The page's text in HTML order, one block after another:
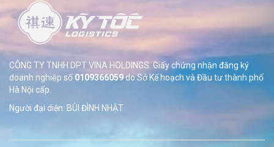
CÔNG TY TNHH DPT VINA HOLDINGS. Giấy chứng nhận đăng ký
doanh nghiệp số 0109366059do SởKế hoạch và Đầu tư thành phố
Hà Nội cấp.
Người đại diện: BÙI ĐÌNH NHẬT